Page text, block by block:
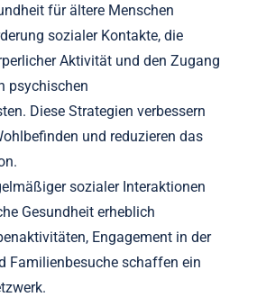
für ältere Menschen
sozialer Kontakte, die
Aktivität und den Zugang
psychischen
Diese Strategien verbessern
und reduzieren das
sozialer Interaktionen
Gesundheit erheblich
Engagement in der
Familienbesuche schaffen ein